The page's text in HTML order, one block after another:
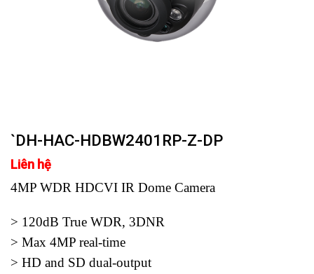
`DH-HAC-HDBW2401RP-Z-DP
Liên hệ
4MP WDR HDCVI IR Dome Camera
> 120dB True WDR, 3DNR
> Max 4MP real-time
> HD and SD dual-output